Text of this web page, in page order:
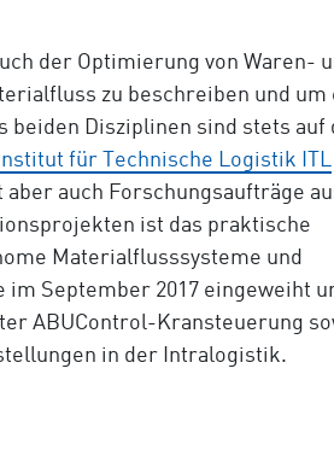
der Optimierung von Waren-
zu beschreiben und um
beiden Disziplinen sind stets auf
Institut für Technische Logistik ITL
auch Forschungsaufträge
ist das praktische
Materialflusssysteme und
September 2017 eingeweiht
ABUControl-Kransteuerung
in der Intralogistik.